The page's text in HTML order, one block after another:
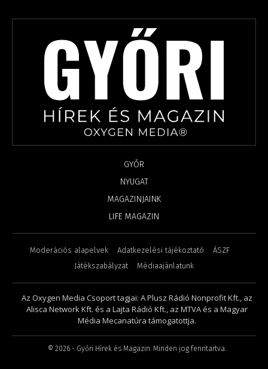
GYŐR
NYUGAT
MAGAZINJAINK
LIFE MAGAZIN
Moderációs alapelvek Adatkezelési tájékoztató
ÁSZF
Játékszabályzat
Médiaajánlatunk
Az Oxygen Media Csoport tagjai: A Plusz Rádió Nonprofit Kft., az
Alisca Network Kft. és a Lajta Rádió Kft., az MTVA és a Magyar
Média Mecanatúra támogatottja.
© 2026 - Győri Hírek és Magazin. Minden jog fenntartva.